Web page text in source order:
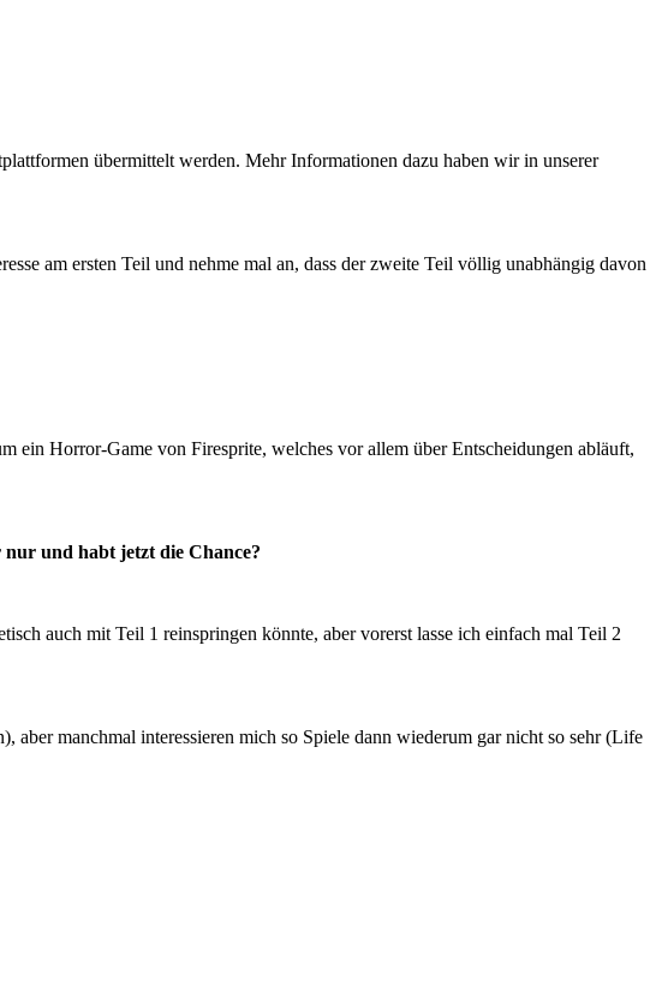
übermittelt werden. Mehr Informationen dazu haben wir in unserer
am ersten Teil und nehme mal an, dass der zweite Teil völlig unabhängig davon
ein Horror-Game von Firesprite, welches vor allem über Entscheidungen abläuft,
und habt jetzt die Chance?
auch mit Teil 1 reinspringen könnte, aber vorerst lasse ich einfach mal Teil 2
manchmal interessieren mich so Spiele dann wiederum gar nicht so sehr (Life